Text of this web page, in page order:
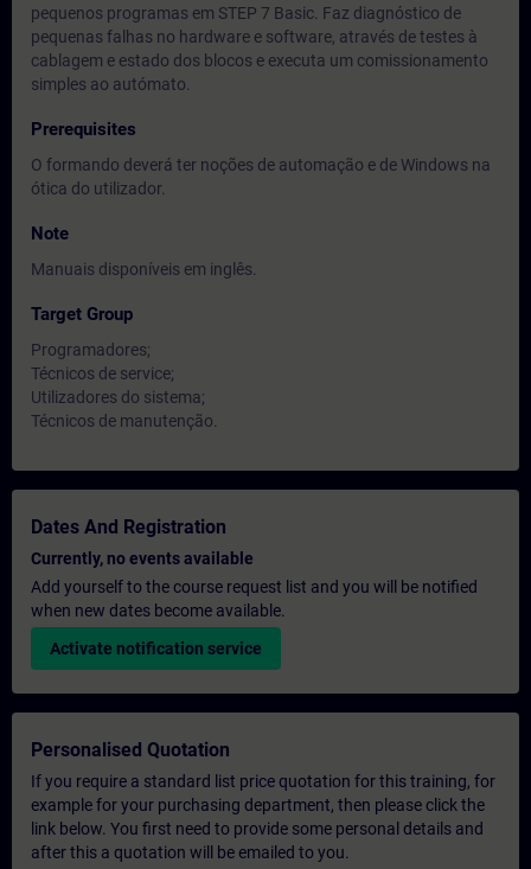
pequenos programas em STEP 7 Basic. Faz diagnóstico de
pequenas falhas no hardware e software, através de testes à
cablagem e estado dos blocos e executa um comissionamento
simples ao autómato.
Prerequisites
O formando deverá ter noções de automação e de Windows na
ótica do utilizador.
Note
Manuais disponíveis em inglês.
Target Group
Programadores;
Técnicos de service;
Utilizadores do sistema;
Técnicos de manutenção.
Dates And Registration
Currently, no events available
Add yourself to the course request list and you will be notified
when new dates become available.
Activate notification service
Personalised Quotation
If you require a standard list price quotation for this training, for
example for your purchasing department, then please click the
link below. You first need to provide some personal details and
after this a quotation will be emailed to you.